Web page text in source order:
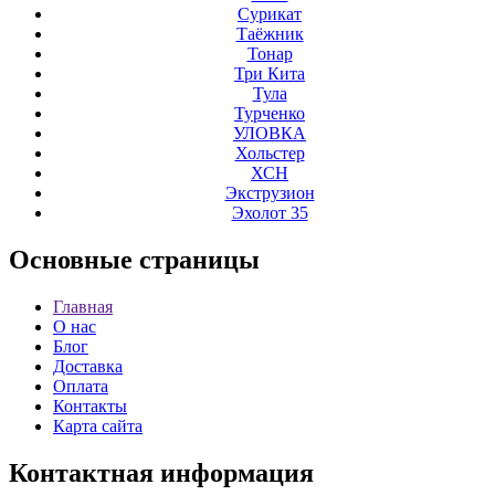
Сурикат
Таёжник
Тонар
Три Кита
Тула
Турченко
УЛОВКА
Хольстер
ХСН
Экструзион
Эхолот 35
Основные страницы
Главная
О нас
Блог
Доставка
Оплата
Контакты
Карта сайта
Контактная информация